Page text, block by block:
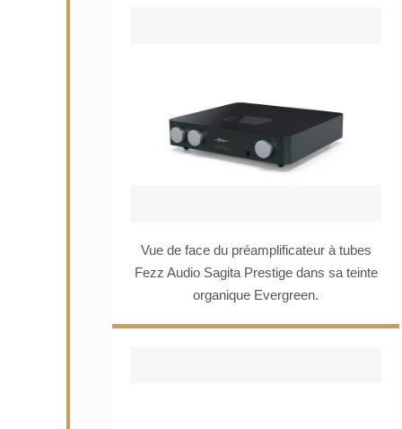
Vue de face du préamplificateur à tubes
Fezz Audio Sagita Prestige dans sa teinte
organique Evergreen.